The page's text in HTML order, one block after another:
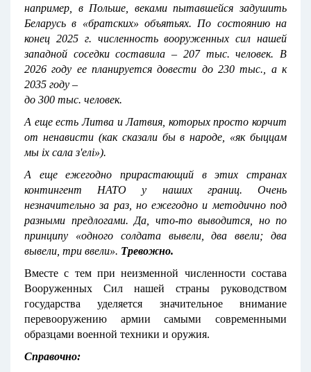
например, в Польше, веками пытавшейся задушить
Беларусь в «братских» объятьях. По состоянию на
конец 2025 г. численность вооруженных сил нашей
западной соседки составила – 207 тыс. человек. В
2026 году ее планируется довести до 230 тыс., а к
2035 году –
до 300 тыс. человек.
А еще есть Литва и Латвия, которых просто корчит
от ненависти (как сказали бы в народе, «як быццам
мы iх сала з'елi»).
А еще ежегодно прирастающий в этих странах
контингент НАТО у наших границ. Очень
незначительно за раз, но ежегодно и методично под
разными предлогами. Да, что-то выводится, но по
принципу «одного солдата вывели, два ввели; два
вывели, три ввели». Тревожно.
Вместе с тем при неизменной численности состава
Вооруженных Сил нашей страны руководством
государства уделяется значительное внимание
перевооружению армии самыми современными
образцами военной техники и оружия.
Справочно: